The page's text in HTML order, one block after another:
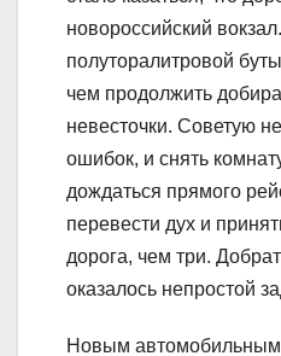
новороссийский
полуторалитровой
чем продолжить
невесточки. Советую
ошибок, и снять
дождаться прямого
перевести дух и
дорога, чем три.
оказалось непростой
Новым